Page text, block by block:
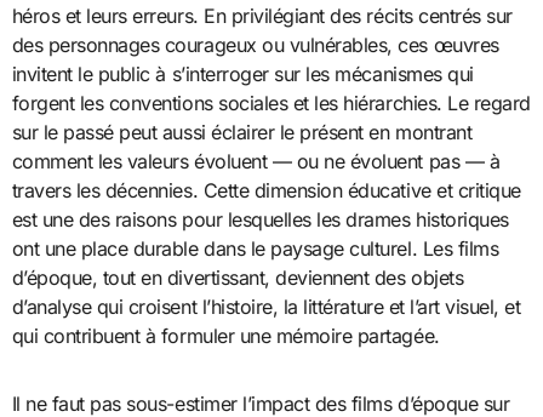
héros et leurs erreurs. En privilégiant des récits centrés sur
des personnages courageux ou vulnérables, ces œuvres
invitent le public à s’interroger sur les mécanismes qui
forgent les conventions sociales et les hiérarchies. Le regard
sur le passé peut aussi éclairer le présent en montrant
comment les valeurs évoluent — ou ne évoluent pas — à
travers les décennies. Cette dimension éducative et critique
est une des raisons pour lesquelles les drames historiques
ont une place durable dans le paysage culturel. Les films
d’époque, tout en divertissant, deviennent des objets
d’analyse qui croisent l’histoire, la littérature et l’art visuel, et
qui contribuent à formuler une mémoire partagée.
Il ne faut pas sous-estimer l’impact des films d’époque sur